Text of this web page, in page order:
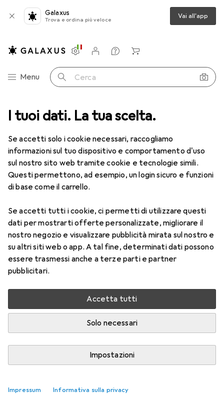
I tuoi dati. La tua scelta.
Se accetti solo i cookie necessari, raccogliamo
informazioni sul tuo dispositivo e comportamento d'uso
sul nostro sito web tramite cookie e tecnologie simili.
Questi permettono, ad esempio, un login sicuro e funzioni
di base come il carrello.
Se accetti tutti i cookie, ci permetti di utilizzare questi
dati per mostrarti offerte personalizzate, migliorare il
nostro negozio e visualizzare pubblicità mirata sul nostro e
su altri siti web o app. A tal fine, determinati dati possono
essere trasmessi anche a terze parti e partner
pubblicitari.
Accetta tutti
Solo necessari
Impostazioni
Impressum Informativa sulla privacy
Galaxus
Trova e ordina più veloce Vai all'app
Categoria Navigazione
Menu Cerca
Impostazioni
Conto cliente
Liste di confronto
Liste dei desideri
Carrello
Lenti a contatto Air Optix più HydraGlyde per l'astigmatismo
1 Immagine
Air Optix più HydraGlyde per
+0.25, Obiettivo mensile, 6 pz., Torico
Prezzo in EUR IVA incl.
EUR
49,16 EUR
8,20/1pz.
Consegna tra ven, 14/8 e mar, 18/8
Più di 10 pezzi in stock presso il fornitore
Aggiungi al carrello